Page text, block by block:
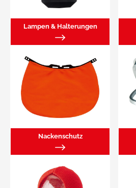
Lampen & Halterungen
Nackenschutz